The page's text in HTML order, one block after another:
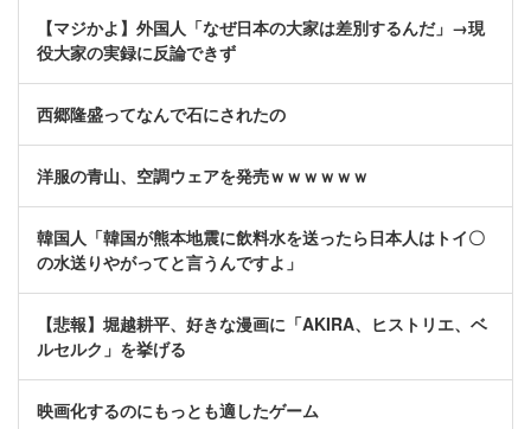
【マジかよ】外国人「なぜ日本の大家は差別するんだ」→現
役大家の実録に反論できず
西郷隆盛ってなんで石にされたの
洋服の青山、空調ウェアを発売ｗｗｗｗｗｗ
韓国人「韓国が熊本地震に飲料水を送ったら日本人はトイ〇
の水送りやがってと言うんですよ」
【悲報】堀越耕平、好きな漫画に「AKIRA、ヒストリエ、ベ
ルセルク」を挙げる
映画化するのにもっとも適したゲーム